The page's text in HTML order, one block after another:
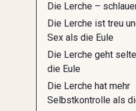
Die Lerche –
Die Lerche ist treu
Sex als die Eule
Die Lerche geht
die Eule
Die Lerche hat mehr
Selbstkontrolle als